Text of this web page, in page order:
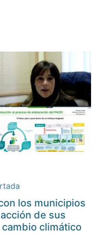
los municipios
de sus
climático